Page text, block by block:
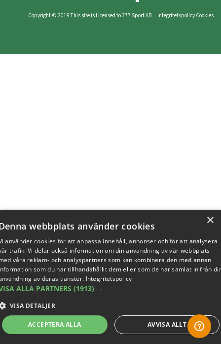
Copyright © 2019 This site is Licensed to 377 Sport AB Integritetspolicy Cookies
×
webbplats använder cookies
använder cookies för att anpassa innehåll, annonser och för att analysera
trafik. Vi delar också information om din användning av vår webbplats
våra reklam- och analyspartners som kan kombinera den med annan
som du har tillhandahållit dem eller som de har samlat in från
av deras tjänster. Integritetspolicy
ALLA PARTNERS (1913) →
VISA DETALJER
ACCEPTERA ALLA AVVISA ALLT